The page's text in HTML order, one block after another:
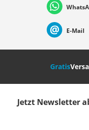
Nederland
E-Mail
Gratis
Jetzt Newsletter